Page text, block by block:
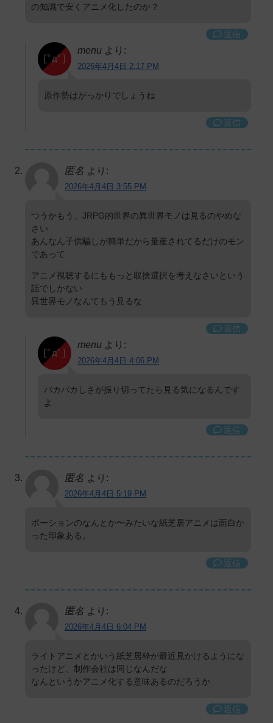
の知識で安くアニメ化したのか？
返信
menu より:
2026年4月4日 2:17 PM
原作勢はがっかりでしょうね
返信
匿名 より:
2026年4月4日 3:55 PM
つうかもう、JRPG的世界の異世界モノは見るのやめな
さい
あんなん子供騙しが簡単だから量産されてるだけのモン
であって
アニメ視聴するにももっと取捨選択を考えなさいという
話でしかない
異世界モノなんてもう見るな
返信
menu より:
2026年4月4日 4:06 PM
バカバカしさが振り切ってたら見る気になるんです
よ
返信
匿名 より:
2026年4月4日 5:19 PM
ポーションのなんとか〜みたいな紙芝居アニメは面白か
った印象ある。
返信
匿名 より:
2026年4月4日 6:04 PM
ライトアニメとかいう紙芝居枠が最近見かけるようにな
ったけど、制作会社は同じなんだな
なんというかアニメ化する意味あるのだろうか
返信